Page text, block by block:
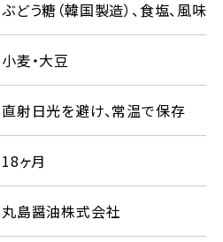
ぶどう糖（韓国製造）、食塩、風味
小麦・大豆
直射日光を避け、常温で保存
18ヶ月
丸島醤油株式会社